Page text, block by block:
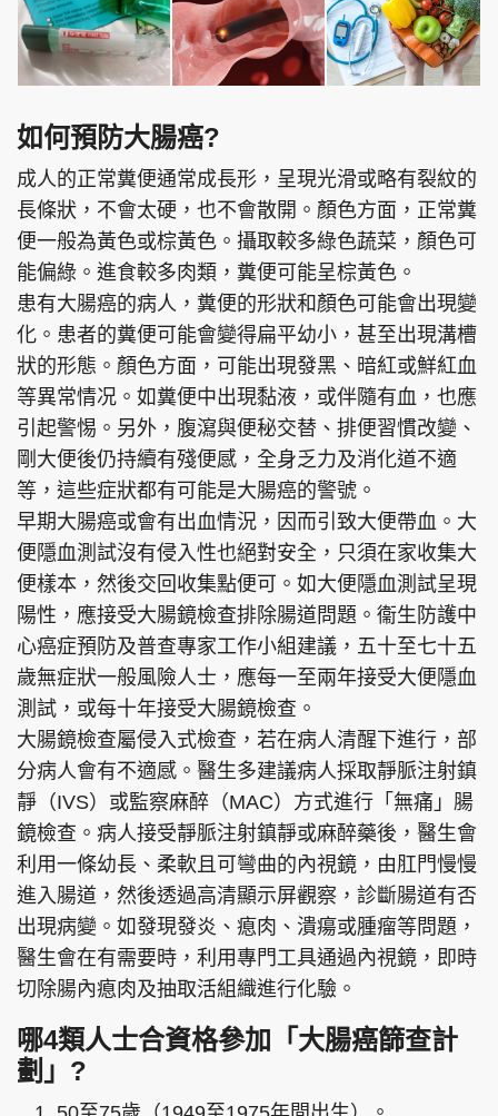
如何預防大腸癌?
成人的正常糞便通常成長形，呈現光滑或略有裂紋的
長條狀，不會太硬，也不會散開。顏色方面，正常糞
便一般為黃色或棕黃色。攝取較多綠色蔬菜，顏色可
能偏綠。進食較多肉類，糞便可能呈棕黃色。
患有大腸癌的病人，糞便的形狀和顏色可能會出現變
化。患者的糞便可能會變得扁平幼小，甚至出現溝槽
狀的形態。顏色方面，可能出現發黑、暗紅或鮮紅血
等異常情况。如糞便中出現黏液，或伴隨有血，也應
引起警惕。另外，腹瀉與便秘交替、排便習慣改變、
剛大便後仍持續有殘便感，全身乏力及消化道不適
等，這些症狀都有可能是大腸癌的警號。
早期大腸癌或會有出血情況，因而引致大便帶血。大
便隱血測試沒有侵入性也絕對安全，只須在家收集大
便樣本，然後交回收集點便可。如大便隱血測試呈現
陽性，應接受大腸鏡檢查排除腸道問題。衞生防護中
心癌症預防及普查專家工作小組建議，五十至七十五
歲無症狀一般風險人士，應每一至兩年接受大便隱血
測試，或每十年接受大腸鏡檢查。
大腸鏡檢查屬侵入式檢查，若在病人清醒下進行，部
分病人會有不適感。醫生多建議病人採取靜脈注射鎮
靜（IVS）或監察麻醉（MAC）方式進行「無痛」腸
鏡檢查。病人接受靜脈注射鎮靜或麻醉藥後，醫生會
利用一條幼長、柔軟且可彎曲的內視鏡，由肛門慢慢
進入腸道，然後透過高清顯示屏觀察，診斷腸道有否
出現病變。如發現發炎、瘜肉、潰瘍或腫瘤等問題，
醫生會在有需要時，利用專門工具通過內視鏡，即時
切除腸內瘜肉及抽取活組織進行化驗。
哪4類人士合資格參加「大腸癌篩查計
劃」?